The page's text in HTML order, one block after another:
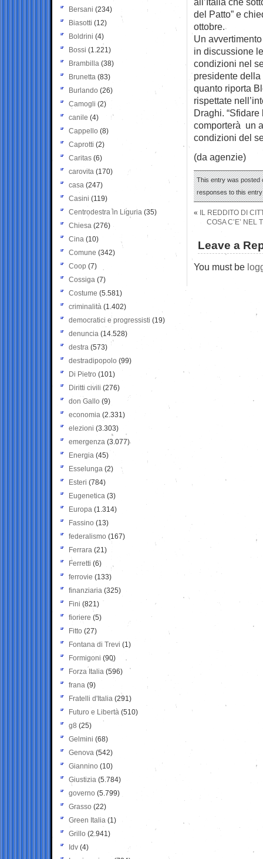
del Patto” e
ottobre.
Un
in discussione
condizioni nel
presidente
quanto riporta
rispettate
Draghi.
comporterà un
condizioni del
(da agenzie)
This entry was posted
responses to this
«
IL REDDITO DI
COSA C’E’ NEL
Leave a
You must be
Bersani (234)
Biasotti (12)
Boldrini (4)
Bossi (1.221)
Brambilla (38)
Brunetta (83)
Burlando (26)
Camogli (2)
canile (4)
Cappello (8)
Caprotti (2)
Caritas (6)
carovita (170)
casa (247)
Casini (119)
Centrodestra in Liguria (35)
Chiesa (276)
Cina (10)
Comune (342)
Coop (7)
Cossiga (7)
Costume (5.581)
criminalità (1.402)
democratici e progressisti (19)
denuncia (14.528)
destra (573)
destradipopolo (99)
Di Pietro (101)
Diritti civili (276)
don Gallo (9)
economia (2.331)
elezioni (3.303)
emergenza (3.077)
Energia (45)
Esselunga (2)
Esteri (784)
Eugenetica (3)
Europa (1.314)
Fassino (13)
federalismo (167)
Ferrara (21)
Ferretti (6)
ferrovie (133)
finanziaria (325)
Fini (821)
fioriere (5)
Fitto (27)
Fontana di Trevi (1)
Formigoni (90)
Forza Italia (596)
frana (9)
Fratelli d'Italia (291)
Futuro e Libertà (510)
g8 (25)
Gelmini (68)
Genova (542)
Giannino (10)
Giustizia (5.784)
governo (5.799)
Grasso (22)
Green Italia (1)
Grillo (2.941)
Idv (4)